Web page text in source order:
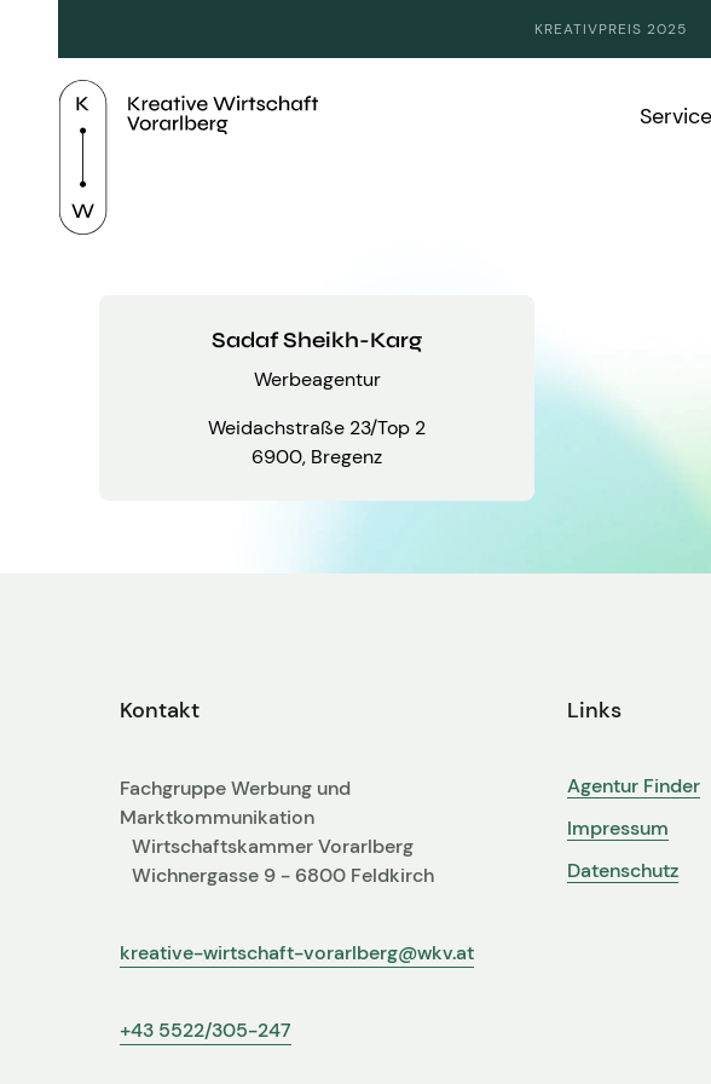
KREATIVPREIS 2025
Service
Sadaf Sheikh-Karg
Werbeagentur
Weidachstraße 23/Top 2
6900, Bregenz
Kontakt
Fachgruppe Werbung und
Marktkommunikation
Wirtschaftskammer Vorarlberg
Wichnergasse 9 - 6800 Feldkirch
kreative-wirtschaft-vorarlberg@wkv.at
+43 5522/305-247
Links
Agentur Finder
Impressum
Datenschutz